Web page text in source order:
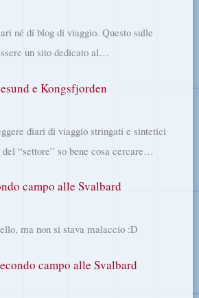
né di blog di viaggio. Questo sulle
un sito dedicato al…
e Kongsfjorden
diari di viaggio stringati e sintetici
del “settore” so bene cosa cercare…
campo alle Svalbard
ma non si stava malaccio :D
campo alle Svalbard